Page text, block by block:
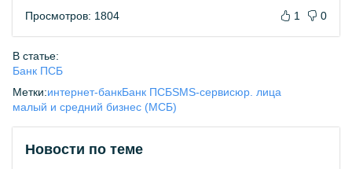
Просмотров: 1804 1 0
В статье:
Банк ПСБ
Метки:интернет-банкБанк ПСБSMS-сервисюр. лица
малый и средний бизнес (МСБ)
Новости по теме